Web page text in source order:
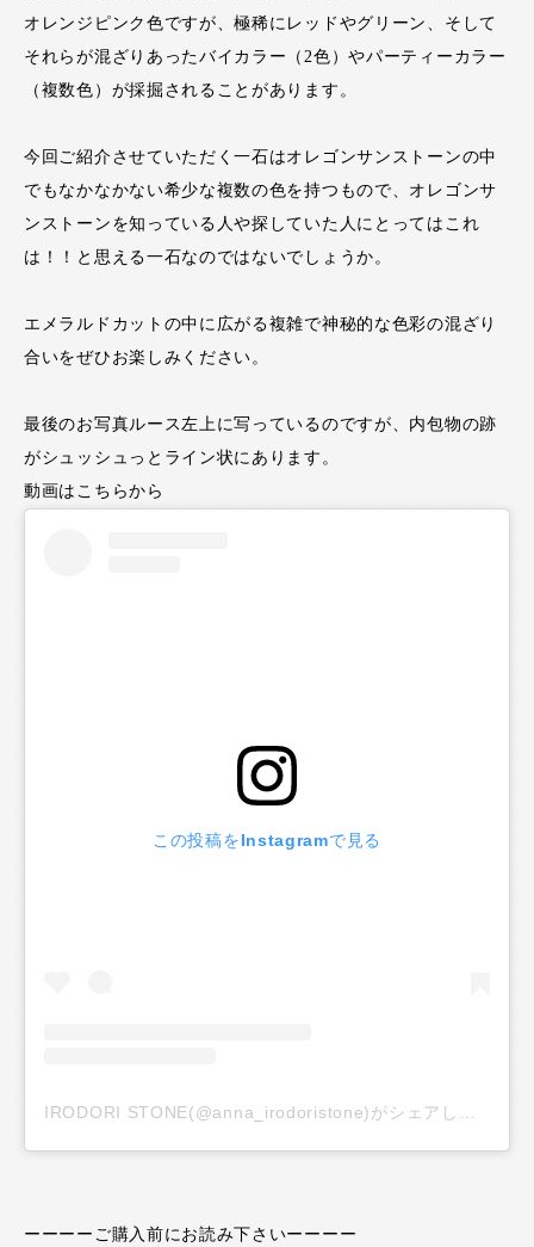
オレンジピンク色ですが、極稀にレッドやグリーン、そして
それらが混ざりあったバイカラー（2色）やパーティーカラー
（複数色）が採掘されることがあります。
今回ご紹介させていただく一石はオレゴンサンストーンの中
でもなかなかない希少な複数の色を持つもので、オレゴンサ
ンストーンを知っている人や探していた人にとってはこれ
は！！と思える一石なのではないでしょうか。
エメラルドカットの中に広がる複雑で神秘的な色彩の混ざり
合いをぜひお楽しみください。
最後のお写真ルース左上に写っているのですが、内包物の跡
がシュッシュっとライン状にあります。
動画はこちらから
この投稿をInstagramで見る
ーーーーご購入前にお読み下さいーーーー